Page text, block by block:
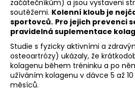
začátečníkům) a jsou vystaveni
soutěžemi. Kolenní kloub je
sportovců. Pro jejich prevenci
pravidelná suplementace
Studie s fyzicky aktivními a
osteoartrózy) ukázaly, že
kolagenu během tréninku a po
užíváním kolagenu v dávce 5 až
měsíců.